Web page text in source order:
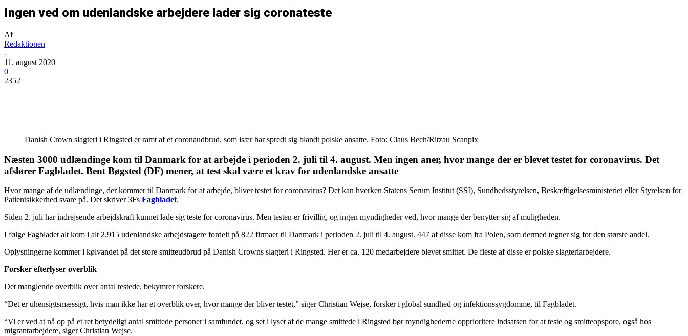
Ingen ved om udenlandske arbejdere lader sig coronateste
Af
Redaktionen
-
11. august 2020
0
2352
Danish Crown slagteri i Ringsted er ramt af et coronaudbrud, som især har spredt sig blandt polske ansatte. Foto: Claus Bech/Ritzau Scanpix
Næsten 3000 udlændinge kom til Danmark for at arbejde i perioden 2. juli til 4. august. Men ingen aner, hvor mange der er blevet testet for coronavirus. Det
afslører Fagbladet. Bent Bøgsted (DF) mener, at test skal være et krav for udenlandske ansatte
Hvor mange af de udlændinge, der kommer til Danmark for at arbejde, bliver testet for coronavirus? Det kan hverken Statens Serum Institut (SSI), Sundhedsstyrelsen, Beskæftigelsesministeriet eller Styrelsen for
Patientsikkerhed svare på. Det skriver 3Fs Fagbladet.
Siden 2. juli har indrejsende arbejdskraft kunnet lade sig teste for coronavirus. Men testen er frivillig, og ingen myndigheder ved, hvor mange der benytter sig af muligheden.
I følge Fagbladet alt kom i alt 2.915 udenlandske arbejdstagere fordelt på 822 firmaer til Danmark i perioden 2. juli til 4. august. 447 af disse kom fra Polen, som dermed tegner sig for den største andel.
Oplysningerne kommer i kølvandet på det store smitteudbrud på Danish Crowns slagteri i Ringsted. Her er ca. 120 medarbejdere blevet smittet. De fleste af disse er polske slagteriarbejdere.
Forsker efterlyser overblik
Det manglende overblik over antal testede, bekymrer forskere.
“Det er uhensigtsmæssigt, hvis man ikke har et overblik over, hvor mange der bliver testet,” siger Christian Wejse, forsker i global sundhed og infektionssygdomme, til Fagbladet.
“Vi er ved at nå op på et ret betydeligt antal smittede personer i samfundet, og set i lyset af de mange smittede i Ringsted bør myndighederne opprioritere indsatsen for at teste og smitteopspore, også hos
migrantarbejdere, siger Christian Wejse.